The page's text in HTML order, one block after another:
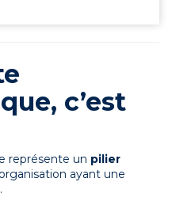
c’est
représente un pilier
ayant une
.